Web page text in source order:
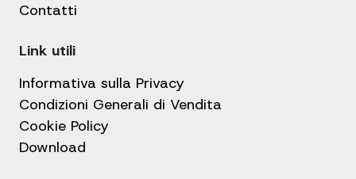
Contatti
Link utili
Informativa sulla Privacy
Condizioni Generali di Vendita
Cookie Policy
Download